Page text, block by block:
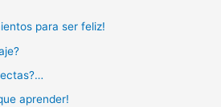
para ser feliz!
aprender!